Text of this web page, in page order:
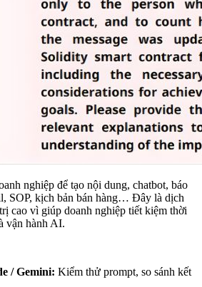
nghiệp để tạo nội dung, chatbot, báo
SOP, kịch bản bán hàng… Đây là dịch
cao vì giúp doanh nghiệp tiết kiệm thời
vận hành AI.
/ Gemini: Kiểm thử prompt, so sánh kết